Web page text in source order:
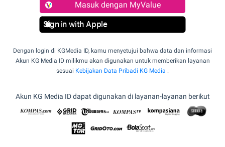
Masuk dengan MyValue
Sign in with Apple
Dengan login di KGMedia ID, kamu menyetujui bahwa data dan informasi
Akun KG Media ID milikmu akan digunakan untuk memberikan layanan
sesuai Kebijakan Data Pribadi KG Media .
Akun KG Media ID dapat digunakan di layanan-layanan berikut